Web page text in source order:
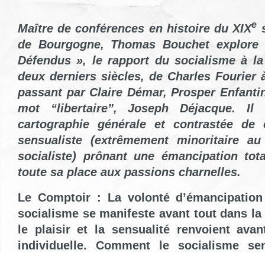
Maître de conférences en histoire du XIXe
de Bourgogne, Thomas Bouchet
Défendus », le rapport du socialisme à
deux derniers siècles, de Charles Fourier
passant par Claire Démar, Prosper
mot “libertaire”, Joseph Déjacque. Il
cartographie générale et contrastée de
sensualiste (extrêmement minoritaire
socialiste) prônant une émancipation
toute sa place aux passions charnelles.
Le Comptoir : La volonté
socialisme se manifeste avant tout dans
le plaisir et la sensualité renvoient
individuelle. Comment le socialisme